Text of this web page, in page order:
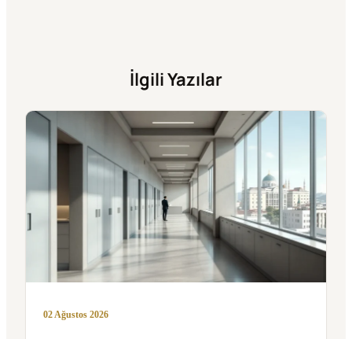
İlgili Yazılar
02 Ağustos 2026